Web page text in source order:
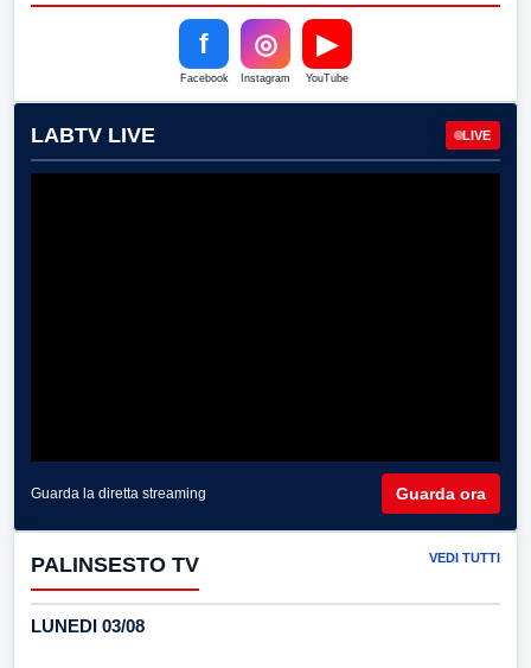
f
Facebook
◎
Instagram
▶
YouTube
LABTV LIVE LIVE
Guarda la diretta streaming Guarda ora
PALINSESTO TV VEDI TUTTI
LUNEDI 03/08